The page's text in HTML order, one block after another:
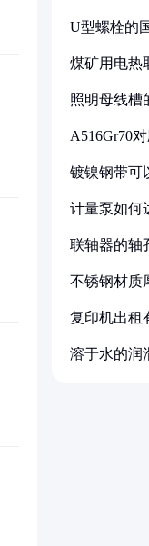
U型螺栓的
煤矿用电热
照明母线槽
A516Gr70
镀镍钢带可
计量泵如何
联轴器的轴
不锈钢材质
复印机出租
溶于水的润